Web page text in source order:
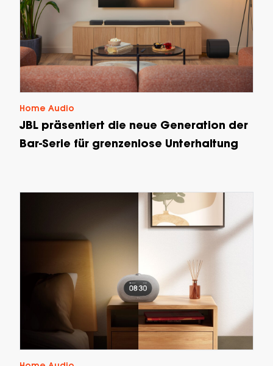
Home Audio
JBL präsentiert die neue Generation der
Bar-Serie für grenzenlose Unterhaltung